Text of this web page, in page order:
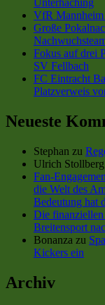
Unterhaching
VfR Mannheim
Große
Fokus auf drei
SV Fellbach
FC Eintracht
Platzverweis
Neueste
Stephan zu
Ulrich Stollberg
Fan-
die Welt des
Bedeutung hat
Die finanziellen
Breitensport
Bonanza zu
Kickers ein
Archiv